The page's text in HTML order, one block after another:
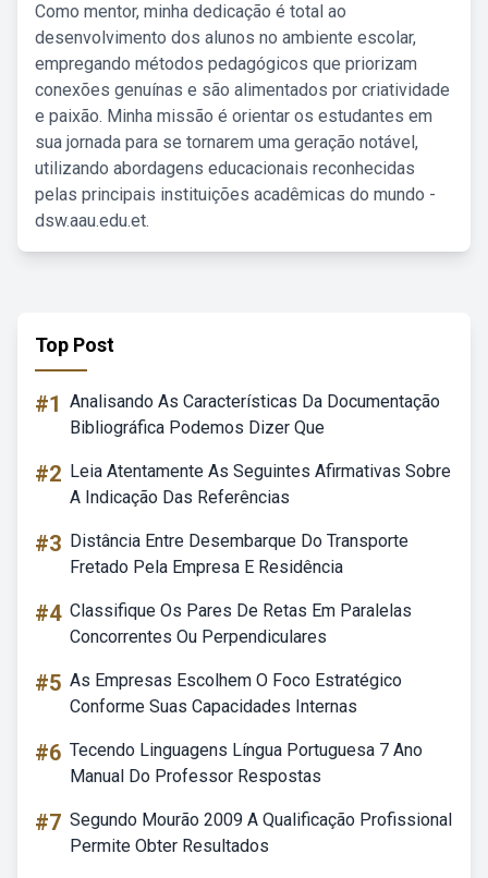
Como mentor, minha dedicação é total ao
desenvolvimento dos alunos no ambiente escolar,
empregando métodos pedagógicos que priorizam
conexões genuínas e são alimentados por criatividade
e paixão. Minha missão é orientar os estudantes em
sua jornada para se tornarem uma geração notável,
utilizando abordagens educacionais reconhecidas
pelas principais instituições acadêmicas do mundo -
dsw.aau.edu.et.
Top Post
#1 Analisando As Características Da Documentação
Bibliográfica Podemos Dizer Que
#2 Leia Atentamente As Seguintes Afirmativas Sobre
A Indicação Das Referências
#3 Distância Entre Desembarque Do Transporte
Fretado Pela Empresa E Residência
#4 Classifique Os Pares De Retas Em Paralelas
Concorrentes Ou Perpendiculares
#5 As Empresas Escolhem O Foco Estratégico
Conforme Suas Capacidades Internas
#6 Tecendo Linguagens Língua Portuguesa 7 Ano
Manual Do Professor Respostas
#7 Segundo Mourão 2009 A Qualificação Profissional
Permite Obter Resultados